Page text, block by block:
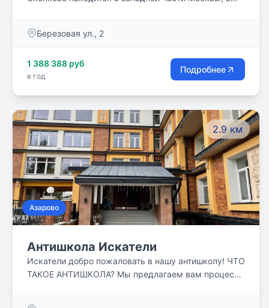
окружении многочисленных спортивных площадок.
основных жилых резиденций района, в удобной
доступности от центра города.
Березовая ул., 2
1 388 388 руб
в год
Подробнее
2.9 км
Азарово
Антишкола Искатели
Искатели добро пожаловать в нашу антишколу! ЧТО
ТАКОЕ АНТИШКОЛА? Мы предлагаем вам процесс